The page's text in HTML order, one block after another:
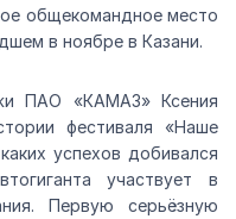
общекомандное место
в ноябре в Казани.
ПАО «КАМАЗ» Ксения
фестиваля «Наше
успехов добивался
участвует в
Первую серьёзную